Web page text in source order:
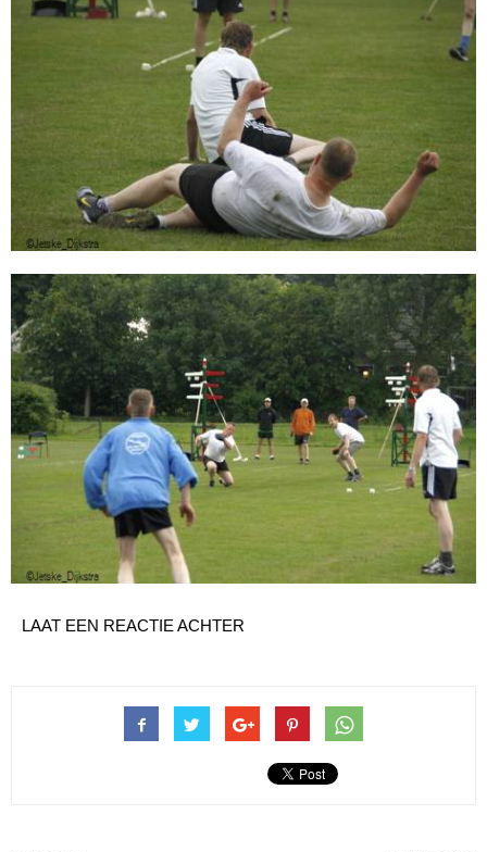
LAAT EEN REACTIE ACHTER